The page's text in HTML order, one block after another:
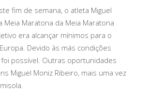
fim de semana, o atleta Miguel
Meia Maratona da Meia Maratona
era alcançar mínimos para o
Devido às más condições
possível. Outras oportunidades
Miguel Moniz Ribeiro, mais uma vez